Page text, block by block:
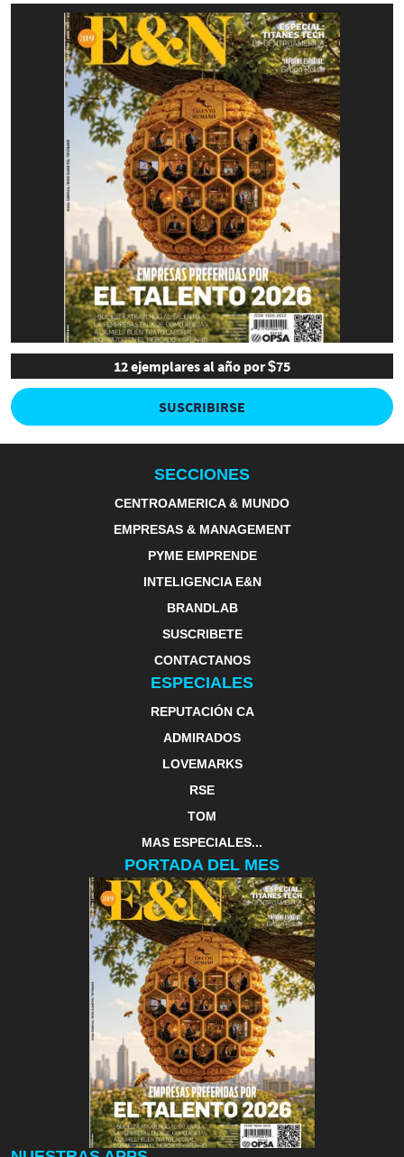
12 ejemplares al año por $75
SUSCRIBIRSE
SECCIONES
CENTROAMERICA & MUNDO
EMPRESAS & MANAGEMENT
PYME EMPRENDE
INTELIGENCIA E&N
BRANDLAB
SUSCRIBETE
CONTACTANOS
ESPECIALES
REPUTACIÓN CA
ADMIRADOS
LOVEMARKS
RSE
TOM
MAS ESPECIALES...
PORTADA DEL MES